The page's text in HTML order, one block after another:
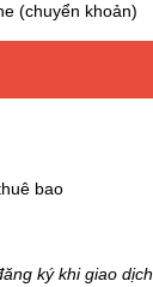
(chuyển khoản)
bao
ký khi giao dịch